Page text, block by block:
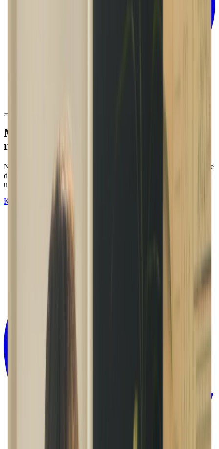
Moises App für PC: Musikalische Praxis
neu definiert
Nutze das volle Potenzial von Moises auf deinem Computer. Trenne
die Instrumente und den Gesang eines Songs, passe die Tonhöhe
und das Tempo an und vieles mehr direkt auf deinem PC.
Kostenlos Loslegen